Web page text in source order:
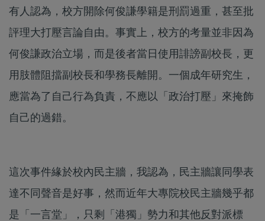
有人認為，校方開除何俊謙學籍是刑罰過重，甚至批
評理大打壓言論自由。事實上，校方的考量並非因為
何俊謙政治立場，而是後者當日使用誹謗副校長，更
用肢體阻擋副校長和學務長離開。一個成年研究生，
應當為了自己行為負責，不應以「政治打壓」來掩飾
自己的過錯。
這次事件緣於校內民主牆，我認為，民主牆讓同學表
達不同聲音是好事，然而近年大專院校民主牆幾乎都
是「一言堂」，只剩「港獨」勢力和其他反對派標